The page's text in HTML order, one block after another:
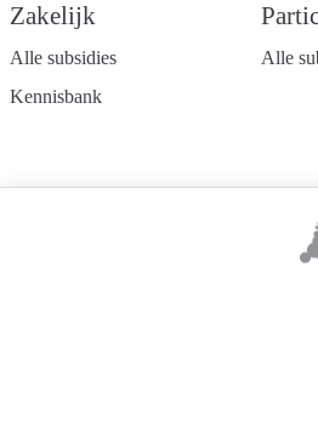
Zakelijk
Alle subsidies
Kennisbank
Alle